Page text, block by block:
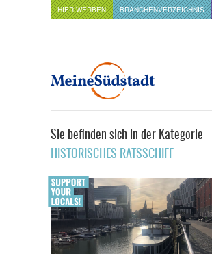
HIER WERBEN BRANCHENVERZEICHNIS
Sie befinden sich in der Kategorie
HISTORISCHES RATSSCHIFF